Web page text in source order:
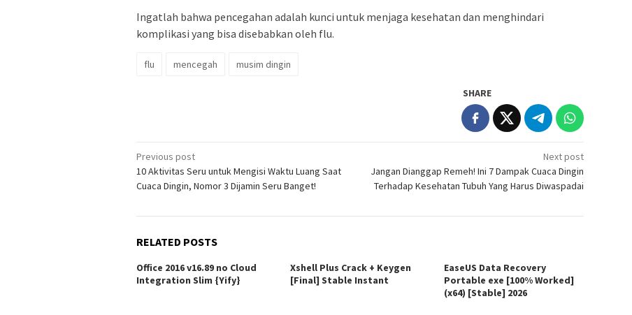
Ingatlah bahwa pencegahan adalah kunci untuk menjaga kesehatan dan menghindari
komplikasi yang bisa disebabkan oleh flu.
flu mencegah musim dingin
SHARE
Post
navigation
Previous post
10 Aktivitas Seru untuk Mengisi Waktu Luang Saat
Cuaca Dingin, Nomor 3 Dijamin Seru Banget!
Next post
Jangan Dianggap Remeh! Ini 7 Dampak Cuaca Dingin
Terhadap Kesehatan Tubuh Yang Harus Diwaspadai
RELATED POSTS
Office 2016 v16.89 no Cloud
Integration Slim {Yify}
Xshell Plus Crack + Keygen
[Final] Stable Instant
EaseUS Data Recovery
Portable exe [100% Worked]
(x64) [Stable] 2026